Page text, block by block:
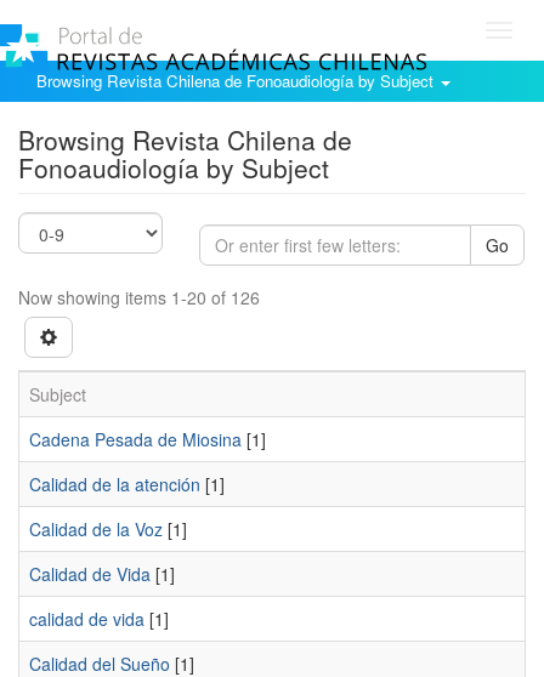
Browsing Revista Chilena de Fonoaudiología by Subject
Browsing Revista Chilena de
Fonoaudiología by Subject
Go
Now showing items 1-20 of 126
Subject
Cadena Pesada de Miosina [1]
Calidad de la atención [1]
Calidad de la Voz [1]
Calidad de Vida [1]
calidad de vida [1]
Calidad del Sueño [1]